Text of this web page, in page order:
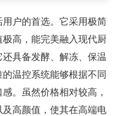
户的首选。它采用极简
高，能完美融入现代厨
具备发酵、解冻、保温
温控系统能够根据不同
。虽然价格相对较高，
高颜值，使其在高端电